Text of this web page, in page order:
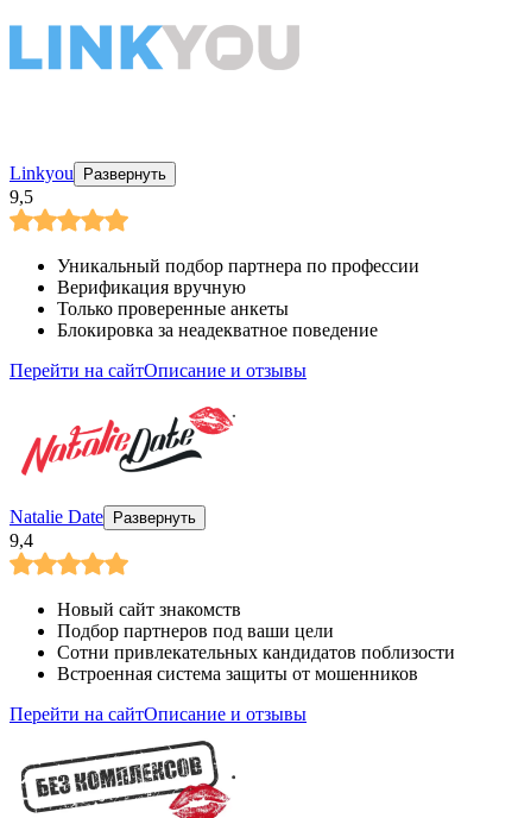
Linkyou Развернуть
9,5
Уникальный подбор партнера по профессии
Верификация вручную
Только проверенные анкеты
Блокировка за неадекватное поведение
Перейти на сайтОписание и отзывы
Natalie Date Развернуть
9,4
Новый сайт знакомств
Подбор партнеров под ваши цели
Сотни привлекательных кандидатов поблизости
Встроенная система защиты от мошенников
Перейти на сайтОписание и отзывы